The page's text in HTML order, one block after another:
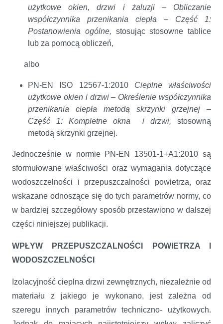
użytkowe okien, drzwi i żaluzji – Obliczanie
współczynnika przenikania ciepła – Część 1:
Postanowienia ogólne, stosując stosowne tablice
lub za pomocą obliczeń,
albo
PN-EN ISO 12567-1:2010 Cieplne właściwości
użytkowe okien i drzwi – Określenie współczynnika
przenikania ciepła metodą skrzynki grzejnej –
Część 1: Kompletne okna i drzwi, stosowną
metodą skrzynki grzejnej.
Jednocześnie w normie PN-EN 13501-1+A1:2010 są
sformułowane właściwości oraz wymagania dotyczące
wodoszczelności i przepuszczalności powietrza, oraz
wskazane odnoszące się do tych parametrów normy, co
w bardziej szczegółowy sposób przestawiono w dalszej
części niniejszej publikacji.
WPŁYW PRZEPUSZCZALNOŚCI POWIETRZA I
WODOSZCZELNOŚCI
Izolacyjność cieplna drzwi zewnętrznych, niezależnie od
materiału z jakiego je wykonano, jest zależna od
szeregu innych parametrów techniczno- użytkowych.